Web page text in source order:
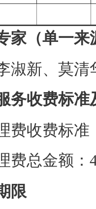
家（单一
淑新、莫清
务收费标准
费收费标准
费总金额：
限